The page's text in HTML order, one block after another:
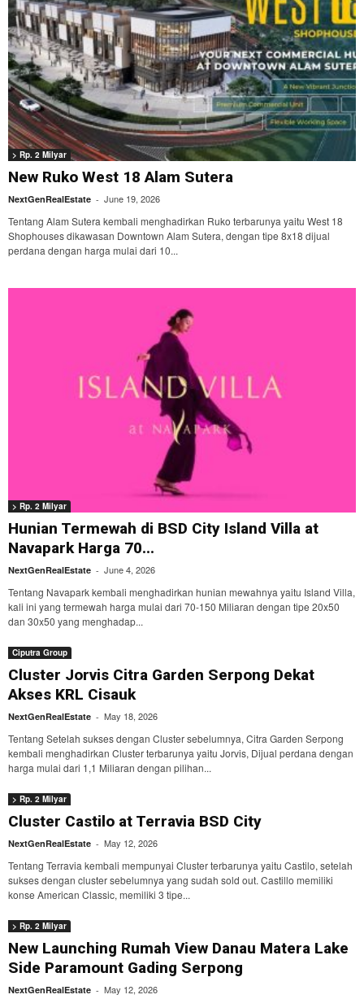
> Rp. 2 Milyar
New Ruko West 18 Alam Sutera
NextGenRealEstate - June 19, 2026
Tentang Alam Sutera kembali menghadirkan Ruko terbarunya yaitu West 18
Shophouses dikawasan Downtown Alam Sutera, dengan tipe 8x18 dijual
perdana dengan harga mulai dari 10...
> Rp. 2 Milyar
Hunian Termewah di BSD City Island Villa at
Navapark Harga 70...
NextGenRealEstate - June 4, 2026
Tentang Navapark kembali menghadirkan hunian mewahnya yaitu Island Villa,
kali ini yang termewah harga mulai dari 70-150 Miliaran dengan tipe 20x50
dan 30x50 yang menghadap...
Ciputra Group
Cluster Jorvis Citra Garden Serpong Dekat
Akses KRL Cisauk
NextGenRealEstate - May 18, 2026
Tentang Setelah sukses dengan Cluster sebelumnya, Citra Garden Serpong
kembali menghadirkan Cluster terbarunya yaitu Jorvis, Dijual perdana dengan
harga mulai dari 1,1 Miliaran dengan pilihan...
> Rp. 2 Milyar
Cluster Castilo at Terravia BSD City
NextGenRealEstate - May 12, 2026
Tentang Terravia kembali mempunyai Cluster terbarunya yaitu Castilo, setelah
sukses dengan cluster sebelumnya yang sudah sold out. Castillo memiliki
konse American Classic, memiliki 3 tipe...
> Rp. 2 Milyar
New Launching Rumah View Danau Matera Lake
Side Paramount Gading Serpong
NextGenRealEstate - May 12, 2026